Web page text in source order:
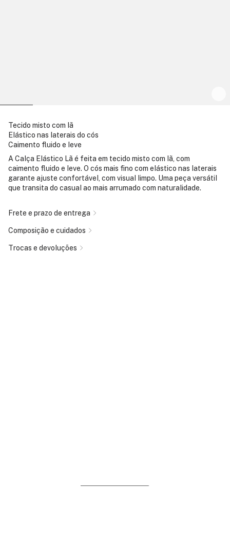
Tecido misto com lã
Elástico nas laterais do cós
Caimento fluido e leve
A Calça Elástico Lã é feita em tecido misto com lã, com
caimento fluido e leve. O cós mais fino com elástico nas laterais
garante ajuste confortável, com visual limpo. Uma peça versátil
que transita do casual ao mais arrumado com naturalidade.
Frete e prazo de entrega
Composição e cuidados
Trocas e devoluções